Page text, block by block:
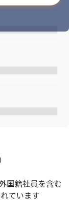
工程への挑戦
強みを活かしあえ
力の発揮
気通貫でサポート
あるため、安定した
多岐に渡り、ま
で、部署内での決
ることができます
きる組織文化も特
したいことがあれ
国籍社員を含む
ています